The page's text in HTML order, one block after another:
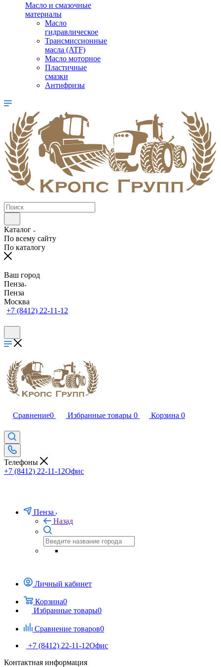
Масло и смазочные
материалы
Масло
гидравлическое
Трансмиссионные
масла (ATF)
Масло моторное
Пластичные
смазки
Антифризы
Каталог
По всему сайту
По каталогу
Ваш город
Пенза
Пенза
Москва
+7 (8412) 22-11-12
Сравнение0 Избранные товары 0 Корзина 0
Телефоны
+7 (8412) 22-11-12Офис
Пенза
Назад
Личный кабинет
Корзина0
Избранные товары0
Сравнение товаров0
+7 (8412) 22-11-12Офис
Контактная информация